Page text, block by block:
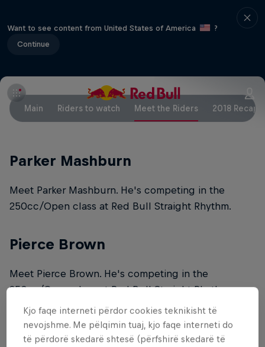
Want to see content from United States of America
?
Continue
Main Riders to watch Meet the Riders 2018 Recap
Parker Mashburn
Meet Parker Mashburn. He's competing in the
250cc/Open class at Red Bull Straight Rhythm.
Pierce Brown
Meet Pierce Brown. He's competing in the
250cc/Open class at Red Bull Straight Rhythm.
Adam Enticknap
Kjo faqe interneti përdor cookies teknikisht të
nevojshme. Me pëlqimin tuaj, kjo faqe interneti do
të përdorë skedarë shtesë (përfshirë skedarë të